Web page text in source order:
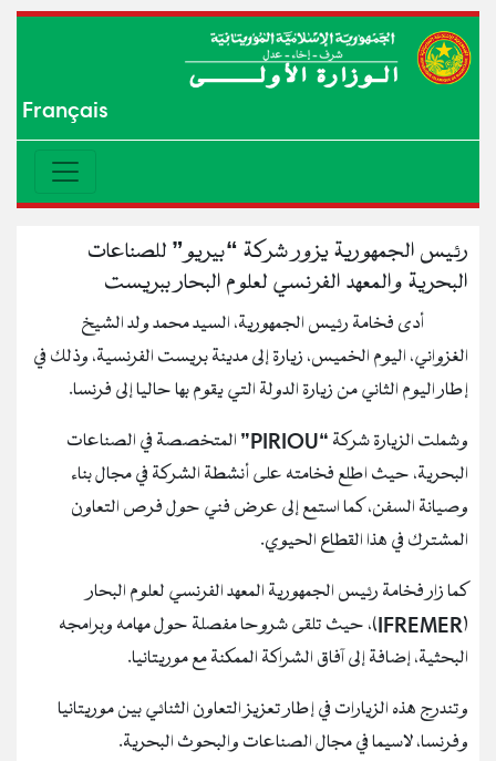
Français
رئيس الجمهورية يزور شركة “بيريو” للصناعات
البحرية والمعهد الفرنسي لعلوم البحار ببريست
أدى فخامة رئيس الجمهورية، السيد محمد ولد الشيخ
الغزواني، اليوم الخميس، زيارة إلى مدينة بريست الفرنسية، وذلك في
إطار اليوم الثاني من زيارة الدولة التي يقوم بها حاليا إلى فرنسا.
وشملت الزيارة شركة “PIRIOU” المتخصصة في الصناعات
البحرية، حيث اطلع فخامته على أنشطة الشركة في مجال بناء
وصيانة السفن، كما استمع إلى عرض فني حول فرص التعاون
المشترك في هذا القطاع الحيوي.
كما زار فخامة رئيس الجمهورية المعهد الفرنسي لعلوم البحار
(IFREMER)، حيث تلقى شروحا مفصلة حول مهامه وبرامجه
البحثية، إضافة إلى آفاق الشراكة الممكنة مع موريتانيا.
وتندرج هذه الزيارات في إطار تعزيز التعاون الثنائي بين موريتانيا
وفرنسا، لاسيما في مجال الصناعات والبحوث البحرية.